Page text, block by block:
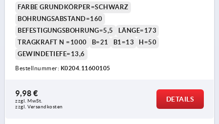
FARBE GRUNDKÖRPER=SCHWARZ
BOHRUNGSABSTAND=160
BEFESTIGUNGSBOHRUNG=5,5
LÄNGE=173
TRAGKRAFT N =1000
B=21 B1=13
H=50
GEWINDETIEFE=13,6
Bestellnummer: K0204.11600105
9,98 €
zzgl. MwSt.
zzgl. Versandkosten
DETAILS